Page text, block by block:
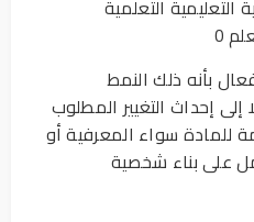
التعلمية
0
بأنه ذلك النمط
إحداث التغيير المطلوب
للمادة سواء المعرفية أو
على بناء شخصية